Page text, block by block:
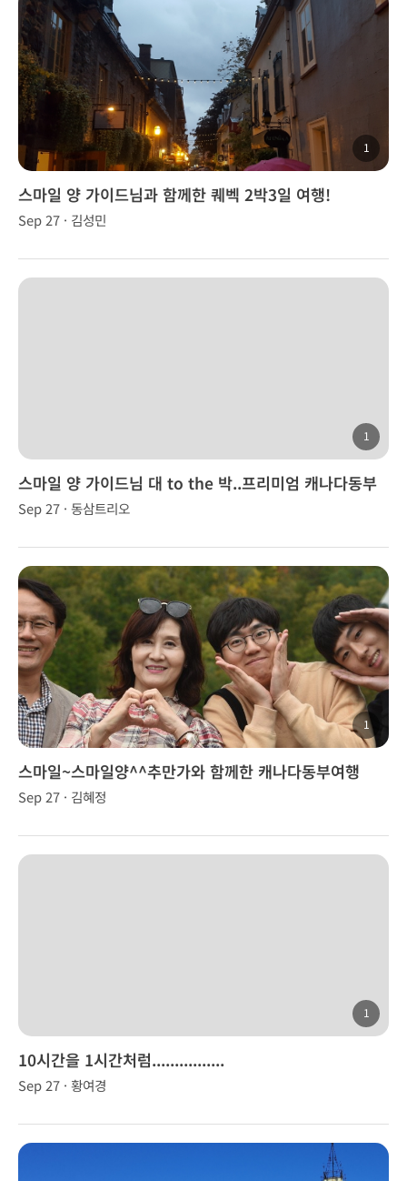
1
스마일 양 가이드님과 함께한 퀘벡 2박3일 여행!
Sep 27 · 김성민
1
스마일 양 가이드님 대 to the 박..프리미엄 캐나다동부
(2박3일)
Sep 27 · 동삼트리오
1
스마일~스마일양^^추만가와 함께한 캐나다동부여행
Sep 27 · 김혜정
1
10시간을 1시간처럼................
Sep 27 · 황여경